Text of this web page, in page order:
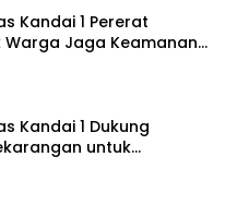
Kandai 1 Pererat
Warga Jaga Keamanan
Kandai 1 Dukung
untuk
Menuju Indonesia Emas